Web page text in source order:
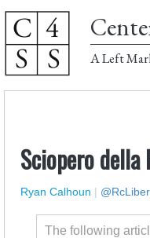
A Left
Sciopero della
Ryan Calhoun |
The following